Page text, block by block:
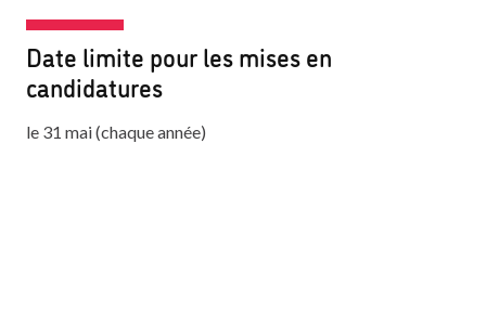
Date limite pour les mises en
candidatures
le 31 mai (chaque année)